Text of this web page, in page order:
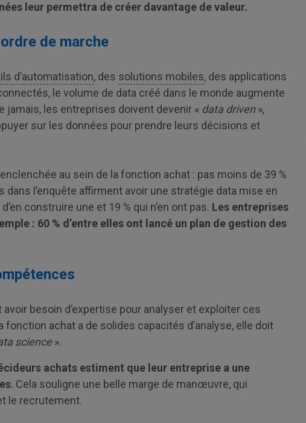
leur permettra de créer davantage de valeur.
de marche
d’automatisation, des solutions mobiles, des applications
le volume de data créé dans le monde augmente
jamais, les entreprises doivent devenir « data driven»,
sur les données pour prendre leurs décisions et
au sein de la fonction achat : pas moins de 39 %
l’enquête affirment avoir une stratégie data mise en
construire une et 19 % qui n’en ont pas. Les entreprises
: 60 % d’entre elles ont lancé un plan de gestion des
besoin d’expertise pour analyser et exploiter ces
achat a de solides capacités d’analyse, elle doit
science».
achats estiment que leur entreprise a une
. Cela souligne une belle marge de manœuvre, qui
le recrutement.